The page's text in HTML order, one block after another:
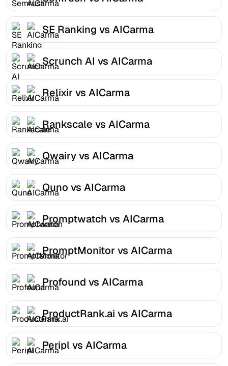
SE Ranking vs AICarma
Scrunch AI vs AICarma
Relixir vs AICarma
Rankscale vs AICarma
Qwairy vs AICarma
Quno vs AICarma
Promptwatch vs AICarma
PromptMonitor vs AICarma
Profound vs AICarma
ProductRank.ai vs AICarma
Peripl vs AICarma